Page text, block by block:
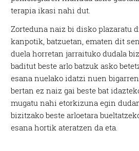
terapia ikasi nahi dut.
Zorteduna naiz bi disko plazaratu
kanpotik, batzuetan, ematen dit
duela horretan jarraituko dudala
baditut beste arlo batzuk asko
esana nuelako idatzi nuen
bertan ez naiz gai beste bat
mugatu nahi etorkizuna egin
bizitzako beste arloetara
esana hortik ateratzen da eta.